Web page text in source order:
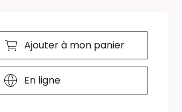
Ajouter à mon panier
En ligne